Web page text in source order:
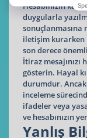
Hesabınızın
duygularla
sonuçlanmasına
iletişim kurarken
son derece
İtiraz mesajınızı
gösterin. Hayal
durumdur.
inceleme
ifadeler veya
ve hesabınızın
Yanlış